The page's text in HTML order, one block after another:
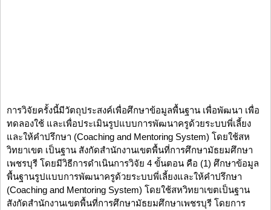
การวิจัยครั้งนี้มีวัตถุประสงค์เพื่อศึกษาข้อมูลพื้นฐาน เพื่อพัฒนา เพื่อ
ทดลองใช้ และเพื่อประเมินรูปแบบการพัฒนาครูด้วยระบบพี่เลี้ยง
และให้คำปรึกษา (Coaching and Mentoring System) โดยใช้สห
วิทยาเขต เป็นฐาน สังกัดสำนักงานเขตพื้นที่การศึกษามัธยมศึกษา
เพชรบุรี โดยมีวิธีการดำเนินการวิจัย 4 ขั้นตอน คือ (1) ศึกษาข้อมูล
พื้นฐานรูปแบบการพัฒนาครูด้วยระบบพี่เลี้ยงและให้คำปรึกษา
(Coaching and Mentoring System) โดยใช้สหวิทยาเขตเป็นฐาน
สังกัดสำนักงานเขตพื้นที่การศึกษามัธยมศึกษาเพชรบุรี โดยการ